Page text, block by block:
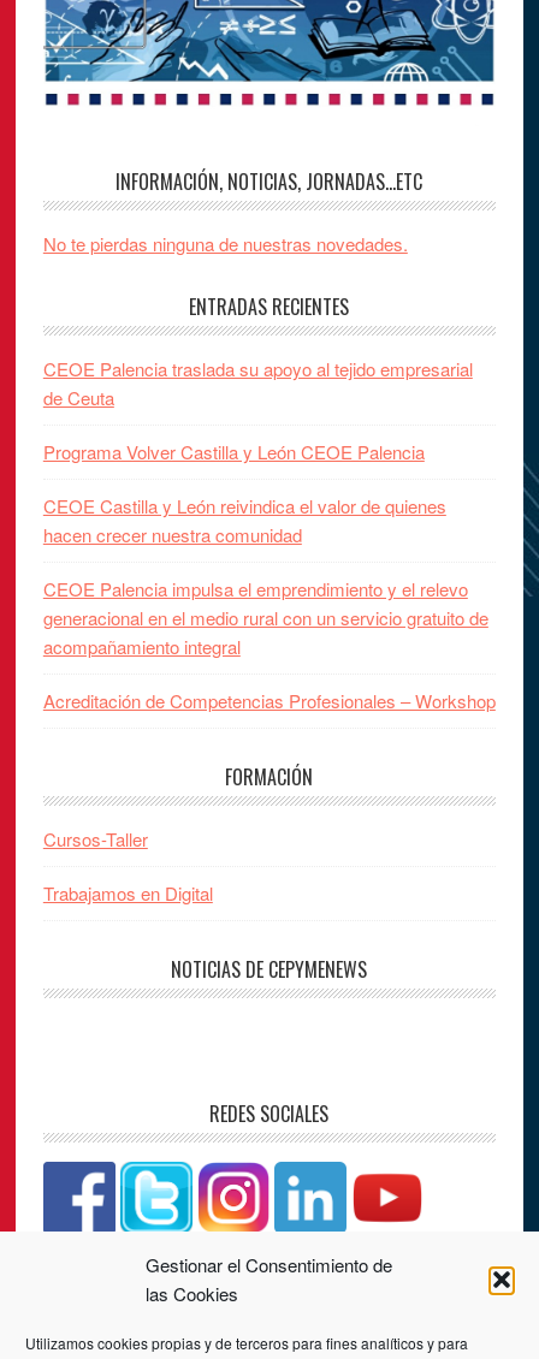
Gestionar el Consentimiento de
las Cookies
Utilizamos cookies propias y de terceros para fines analíticos y para
INFORMACIÓN, NOTICIAS, JORNADAS…ETC
No te pierdas ninguna de nuestras novedades.
ENTRADAS RECIENTES
CEOE Palencia traslada su apoyo al tejido empresarial
de Ceuta
Programa Volver Castilla y León CEOE Palencia
CEOE Castilla y León reivindica el valor de quienes
hacen crecer nuestra comunidad
CEOE Palencia impulsa el emprendimiento y el relevo
generacional en el medio rural con un servicio gratuito de
acompañamiento integral
Acreditación de Competencias Profesionales – Workshop
FORMACIÓN
Cursos-Taller
Trabajamos en Digital
NOTICIAS DE CEPYMENEWS
REDES SOCIALES
CONTACTO
PLAZA LOS JUZGADOS, Nº 4, 3ª PLANTA